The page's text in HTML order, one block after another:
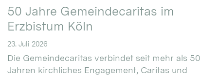
50 Jahre Gemeindecaritas im
Erzbistum Köln
23. Juli 2026
Die Gemeindecaritas verbindet seit mehr als 50
Jahren kirchliches Engagement, Caritas und